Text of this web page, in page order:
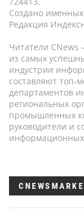
Создано именных
Редакция
Читатели CNews
из самых
индустрии
составляют топ-
департаментов
региональных
промышленных
руководители и
информационных